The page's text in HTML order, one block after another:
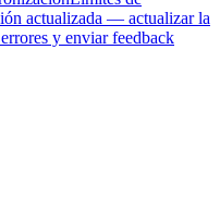
actualizada — actualizar la
y enviar feedback